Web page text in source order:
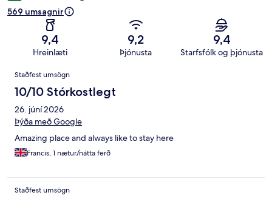
569 umsagnir
9,4
Hreinlæti
9,2
Þjónusta
9,4
Starfsfólk og þjónusta
Umsagnir
Staðfest umsögn
10/10 Stórkostlegt
26. júní 2026
Þýða með Google
Amazing place and always like to stay here
Francis, 1 nætur/nátta ferð
Staðfest umsögn